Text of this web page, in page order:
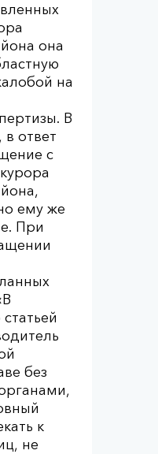
она
на
В
в ответ
с
ему же
При
без
к
не